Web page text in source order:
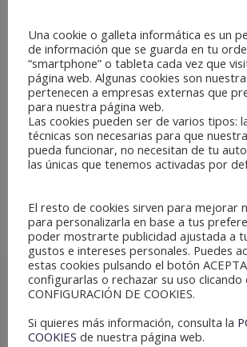
El Director General de Políticas Culturales de la
Castilla y León recibe al Fundador de Los Reyes
Queremos agradecer al Director
de Políticas Culturales de la Junta
y León , el Sr. José Ramón
el haber recibido hoy al proyecto
Reyes Magos TV que impulsa la
Cultural LP, y mostrar su felicidad
Una cookie o galleta informática es un
de información que se guarda en tu
“smartphone” o tableta cada vez que
página web. Algunas cookies son
pertenecen a empresas externas que
para nuestra página web.
Las cookies pueden ser de varios tipos:
técnicas son necesarias para que
pueda funcionar, no necesitan de tu
las únicas que tenemos activadas por
El resto de cookies sirven para mejorar
para personalizarla en base a tus
poder mostrarte publicidad ajustada a
gustos e intereses personales. Puedes
estas cookies pulsando el botón
configurarlas o rechazar su uso
CONFIGURACIÓN DE COOKIES.
Si quieres más información, consulta la
COOKIES de nuestra página web.